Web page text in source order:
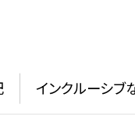
インクルーシブ